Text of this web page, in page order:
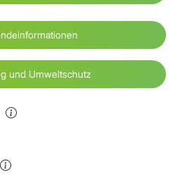
und Umweltschutz